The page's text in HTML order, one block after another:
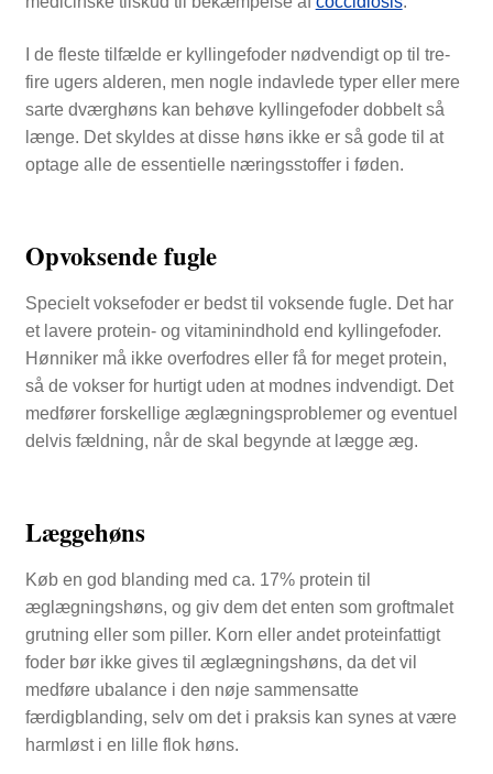
I de fleste tilfælde er kyllingefoder nødvendigt op til tre-
fire ugers alderen, men nogle indavlede typer eller mere
sarte dværghøns kan behøve kyllingefoder dobbelt så
længe. Det skyldes at disse høns ikke er så gode til at
optage alle de essentielle næringsstoffer i føden.
Opvoksende fugle
Specielt voksefoder er bedst til voksende fugle. Det har
et lavere protein- og vitaminindhold end kyllingefoder.
Hønniker må ikke overfodres eller få for meget protein,
så de vokser for hurtigt uden at modnes indvendigt. Det
medfører forskellige æglægningsproblemer og eventuel
delvis fældning, når de skal begynde at lægge æg.
Læggehøns
Køb en god blanding med ca. 17% protein til
æglægningshøns, og giv dem det enten som groftmalet
grutning eller som piller. Korn eller andet proteinfattigt
foder bør ikke gives til æglægningshøns, da det vil
medføre ubalance i den nøje sammensatte
færdigblanding, selv om det i praksis kan synes at være
harmløst i en lille flok høns.